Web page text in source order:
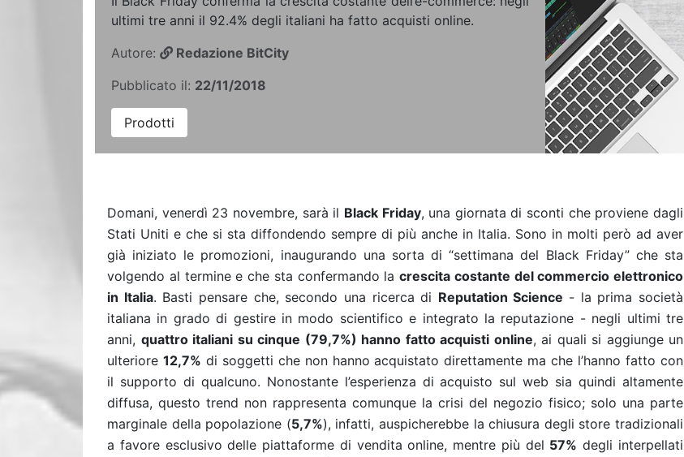
ultimi tre anni il 92.4% degli italiani ha fatto acquisti online.
Autore:
Redazione BitCity
Pubblicato il: 22/11/2018
Prodotti
Domani, venerdì 23 novembre, sarà il Black Friday, una giornata di sconti che proviene dagli
Stati Uniti e che si sta diffondendo sempre di più anche in Italia. Sono in molti però ad aver
già iniziato le promozioni, inaugurando una sorta di “settimana del Black Friday” che sta
volgendo al termine e che sta confermando la crescita costante del commercio elettronico
in Italia. Basti pensare che, secondo una ricerca di Reputation Science - la prima società
italiana in grado di gestire in modo scientifico e integrato la reputazione - negli ultimi tre
anni, quattro italiani su cinque (79,7%) hanno fatto acquisti online, ai quali si aggiunge un
ulteriore 12,7% di soggetti che non hanno acquistato direttamente ma che l’hanno fatto con
il supporto di qualcuno. Nonostante l’esperienza di acquisto sul web sia quindi altamente
diffusa, questo trend non rappresenta comunque la crisi del negozio fisico; solo una parte
marginale della popolazione (5,7%), infatti, auspicherebbe la chiusura degli store tradizionali
a favore esclusivo delle piattaforme di vendita online, mentre più del 57% degli interpellati